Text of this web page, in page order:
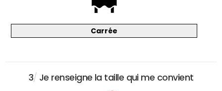
Carrée
3/ Je renseigne la taille qui me convient